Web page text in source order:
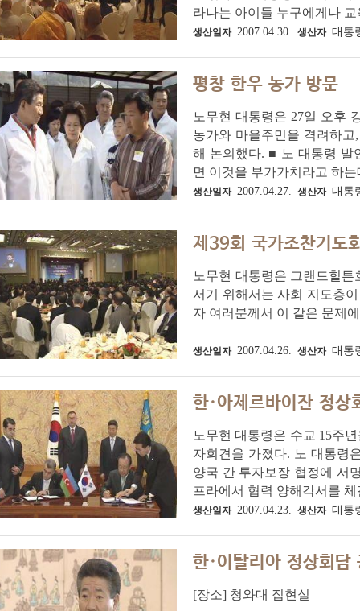
라나는 아이들 누구에게나
생산일자 2007.04.30. 생산자 대통
평창 한우 농가 방문
노무현 대통령은 27일 오후
농가와 마을주민을 격려하
해 논의했다. ■ 노 대통령 발
면 이것을 부가가치라고 하
생산일자 2007.04.27. 생산자 대통
제39회 국가조찬기도
노무현 대통령은 그랜드힐
서기 위해서는 사회 지도층
자 여러분께서 이 같은 문제
생산일자 2007.04.26. 생산자 대통
한·아제르바이잔 정상
노무현 대통령은 수교 15주
자회견을 가졌다. 노 대통령
양국 간 투자보장 협정에 서
프라에서 협력 양해각서를
생산일자 2007.04.23. 생산자 대통
한·이탈리아 정상회담
[장소] 청와대 집현실